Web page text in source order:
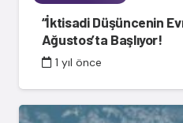
“İktisadi Düşüncenin
Ağustos’ta Başlıyor!
1 yıl önce